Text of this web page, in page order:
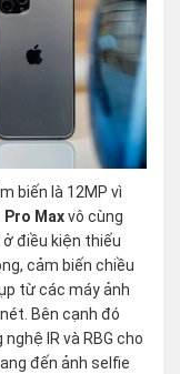
biến là 12MP vì
Pro Maxvô cùng
điều kiện thiếu
cảm biến chiều
từ các máy ảnh
Bên cạnh đó
IR và RBG cho
đến ảnh selfie